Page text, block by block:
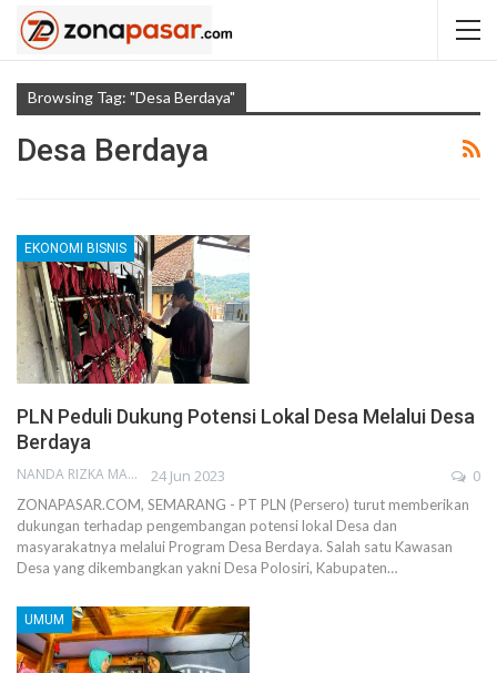
Browsing Tag: "desa Berdaya"
Desa Berdaya
EKONOMI BISNIS
PLN Peduli Dukung Potensi Lokal Desa Melalui Desa
Berdaya
NANDA RIZKA MAHENDRA 24 Jun 2023 0
ZONAPASAR.COM, SEMARANG - PT PLN (Persero) turut memberikan
dukungan terhadap pengembangan potensi lokal Desa dan
masyarakatnya melalui Program Desa Berdaya. Salah satu Kawasan
Desa yang dikembangkan yakni Desa Polosiri, Kabupaten…
UMUM